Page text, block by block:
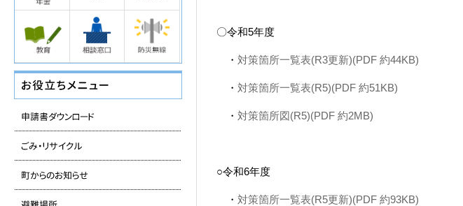
〇令和5年度
・ 対策箇所一覧表(R3更新)(PDF 約44KB)
・ 対策箇所一覧表(R5)(PDF 約51KB)
・ 対策箇所図(R5)(PDF 約2MB)
○令和6年度
・ 対策箇所一覧表(R5更新)(PDF 約93KB)